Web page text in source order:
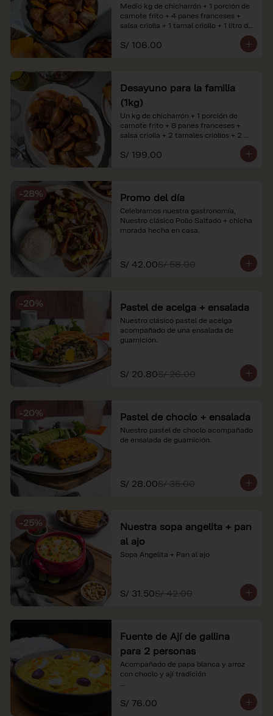
Medio kg de chicharrón + 1 porción de
camote frito + 4 panes franceses +
salsa criolla + 1 tamal criollo + 1 litro de
*Nuestros precios están expresados en
referenciales.
S/ 106.00
Desayuno para la familia
(1kg)
Un kg de chicharrón + 1 porción de
camote frito + 8 panes franceses +
salsa criolla + 2 tamales criollos + 2
*Nuestros precios están expresados en
referenciales.
S/ 199.00
-28% Promo del día
Celebramos nuestra gastronomía,
Nuestro clásico Pollo Saltado + chicha
morada hecha en casa.
S/ 42.00S/ 58.00
-20% Pastel de acelga + ensalada
Nuestro clásico pastel de acelga
acompañado de una ensalada de
guarnición.
S/ 20.80S/ 26.00
-20% Pastel de choclo + ensalada
Nuestro pastel de choclo acompañado
de ensalada de guarnición.
S/ 28.00S/ 35.00
-25%
Nuestra sopa angelita + pan
al ajo
Sopa Angelita + Pan al ajo
S/ 31.50S/ 42.00
Fuente de Ají de gallina
para 2 personas
Acompañado de papa blanca y arroz
con choclo y ají tradición
*Nuestros precios están expresados en
soles e incluyen impuestos de ley y
S/ 76.00